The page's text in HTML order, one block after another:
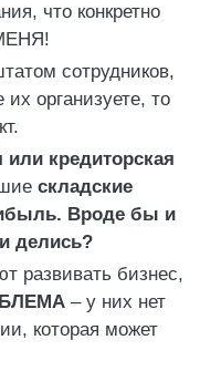
что конкретно
сотрудников,
организуете, то
или кредиторская
складские
Вроде бы и
делись?
развивать бизнес,
– у них нет
которая может